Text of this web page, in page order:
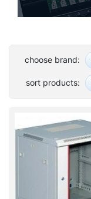
choose brand:
sort products: